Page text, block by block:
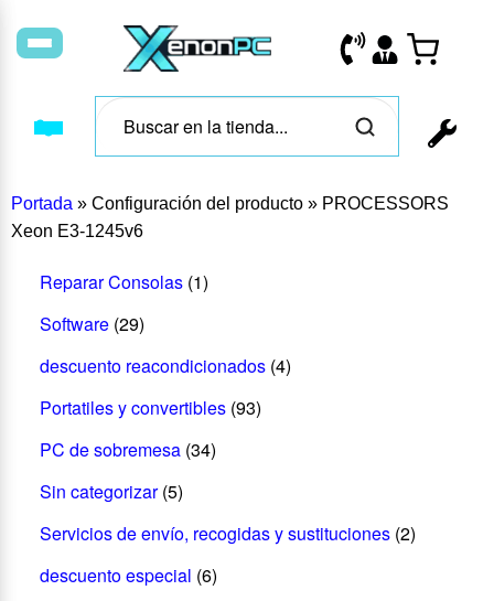
Portada » Configuración del producto » PROCESSORS
Xeon E3-1245v6
Reparar Consolas (1)
Software (29)
descuento reacondicionados (4)
Portatiles y convertibles (93)
PC de sobremesa (34)
Sin categorizar (5)
Servicios de envío, recogidas y sustituciones (2)
descuento especial (6)